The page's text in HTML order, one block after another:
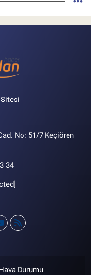
Sitesi
No: 51/7 Keçiören
34
Hava Durumu